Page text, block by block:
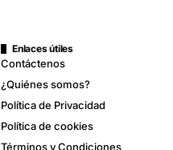
Enlaces útiles
Contáctenos
¿Quiénes somos?
Política de Privacidad
Política de cookies
Términos y Condiciones